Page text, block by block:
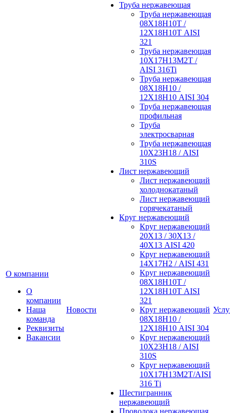
О компании
О
компании
Наша
команда
Реквизиты
Вакансии
Новости
Труба нержавеющая
Труба нержавеющая
08Х18Н10Т /
12Х18Н10Т AISI
321
Труба нержавеющая
10Х17Н13М2Т /
AISI 316Ti
Труба нержавеющая
08Х18Н10 /
12Х18Н10 AISI 304
Труба нержавеющая
профильная
Труба
электросварная
Труба нержавеющая
10Х23Н18 / AISI
310S
Лист нержавеющий
Лист нержавеющий
холоднокатаный
Лист нержавеющий
горячекатаный
Круг нержавеющий
Круг нержавеющий
20Х13 / 30Х13 /
40Х13 AISI 420
Круг нержавеющий
14Х17Н2 / AISI 431
Круг нержавеющий
08Х18Н10Т /
12Х18Н10Т AISI
321
Круг нержавеющий
08Х18Н10 /
12Х18Н10 AISI 304
Круг нержавеющий
10Х23Н18 / AISI
310S
Круг нержавеющий
10Х17Н13М2Т/AISI
316 Тi
Шестигранник
нержавеющий
Проволока нержавеющая